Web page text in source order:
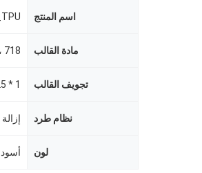
اسم المنتج
مادة القالب
تجويف القالب 1 * 25
نظام طرد
لون أسود